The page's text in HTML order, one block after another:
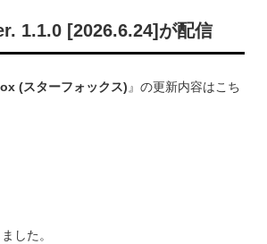
1.1.0 [2026.6.24]が配信
(スターフォックス) 』の更新内容はこち
した。